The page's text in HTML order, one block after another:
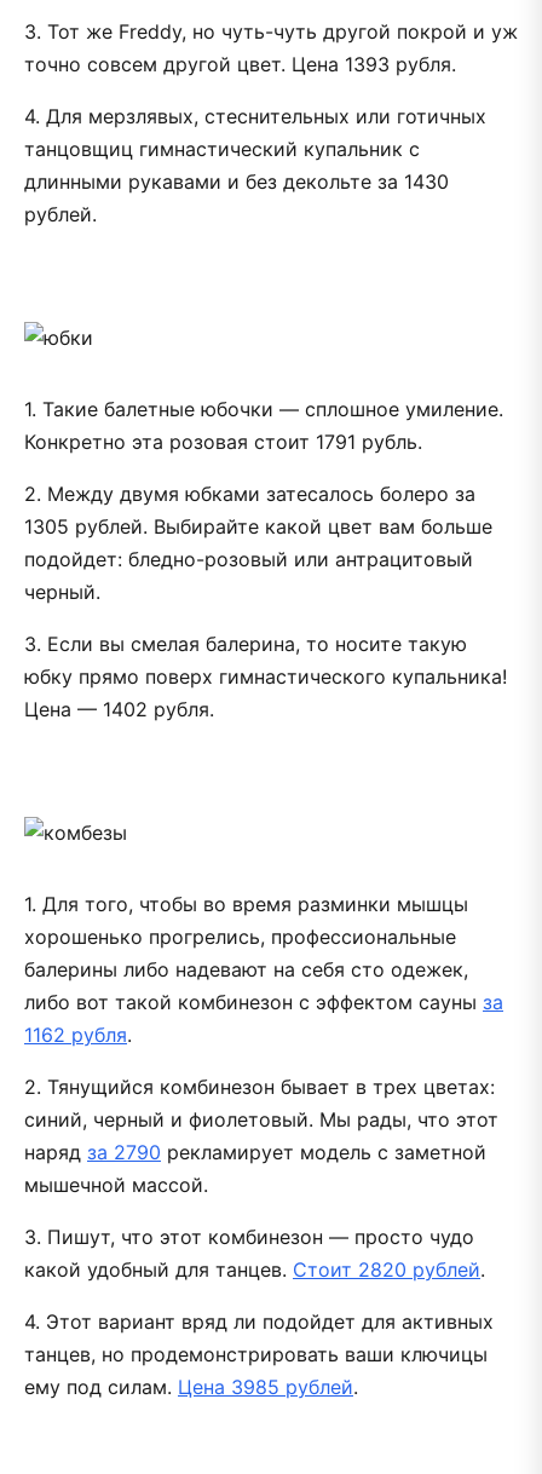
3. Тот же Freddy, но чуть-чуть другой покрой и уж
точно совсем другой цвет. Цена 1393 рубля.
4. Для мерзлявых, стеснительных или готичных
танцовщиц гимнастический купальник с
длинными рукавами и без декольте за 1430
рублей.
1. Такие балетные юбочки — сплошное умиление.
Конкретно эта розовая стоит 1791 рубль.
2. Между двумя юбками затесалось болеро за
1305 рублей. Выбирайте какой цвет вам больше
подойдет: бледно-розовый или антрацитовый
черный.
3. Если вы смелая балерина, то носите такую
юбку прямо поверх гимнастического купальника!
Цена — 1402 рубля.
1. Для того, чтобы во время разминки мышцы
хорошенько прогрелись, профессиональные
балерины либо надевают на себя сто одежек,
либо вот такой комбинезон c эффектом сауны за
1162 рубля.
2. Тянущийся комбинезон бывает в трех цветах:
синий, черный и фиолетовый. Мы рады, что этот
наряд за 2790 рекламирует модель с заметной
мышечной массой.
3. Пишут, что этот комбинезон — просто чудо
какой удобный для танцев. Стоит 2820 рублей.
4. Этот вариант вряд ли подойдет для активных
танцев, но продемонстрировать ваши ключицы
ему под силам. Цена 3985 рублей.